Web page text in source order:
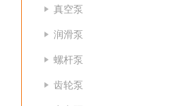
真空泵
润滑泵
螺杆泵
齿轮泵